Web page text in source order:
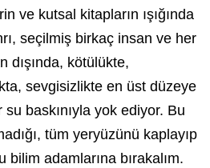
ve kutsal kitapların ışığında
seçilmiş birkaç insan ve her
dışında, kötülükte,
sevgisizlikte en üst düzeye
su baskınıyla yok ediyor. Bu
tüm yeryüzünü kaplayıp
bilim adamlarına bırakalım.